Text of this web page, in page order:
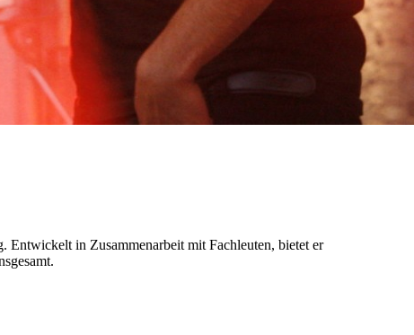
in Zusammenarbeit mit Fachleuten, bietet er